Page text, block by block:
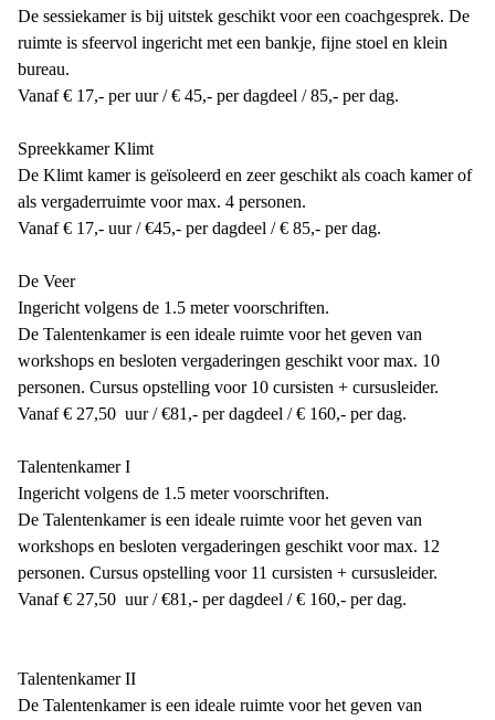
De sessiekamer is bij uitstek geschikt voor een coachgesprek. De
ruimte is sfeervol ingericht met een bankje, fijne stoel en klein
bureau.
Vanaf € 17,- per uur / € 45,- per dagdeel / 85,- per dag.
Spreekkamer Klimt
De Klimt kamer is geïsoleerd en zeer geschikt als coach kamer of
als vergaderruimte voor max. 4 personen.
Vanaf € 17,- uur / €45,- per dagdeel / € 85,- per dag.
De Veer
Ingericht volgens de 1.5 meter voorschriften.
De Talentenkamer is een ideale ruimte voor het geven van
workshops en besloten vergaderingen geschikt voor max. 10
personen. Cursus opstelling voor 10 cursisten + cursusleider.
Vanaf € 27,50 uur / €81,- per dagdeel / € 160,- per dag.
Talentenkamer I
Ingericht volgens de 1.5 meter voorschriften.
De Talentenkamer is een ideale ruimte voor het geven van
workshops en besloten vergaderingen geschikt voor max. 12
personen. Cursus opstelling voor 11 cursisten + cursusleider.
Vanaf € 27,50 uur / €81,- per dagdeel / € 160,- per dag.
Talentenkamer II
De Talentenkamer is een ideale ruimte voor het geven van